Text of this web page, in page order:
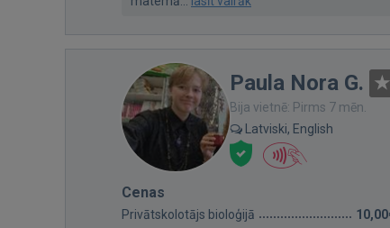
Paula Nora G.
Bija vietnē: Pirms 7 mēn.
Latviski, English
Cenas
Privātskolotājs bioloģijā